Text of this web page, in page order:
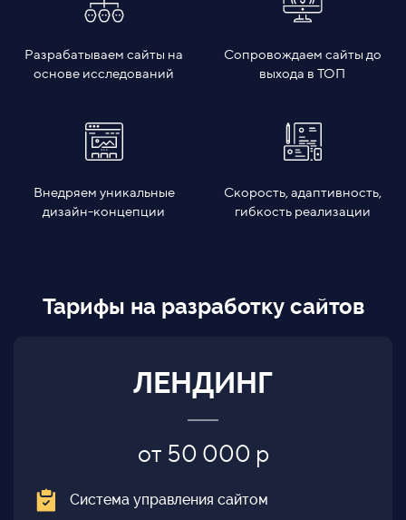
Разрабатываем сайты на
основе исследований
Сопровождаем сайты до
выхода в ТОП
Внедряем уникальные
дизайн-концепции
Скорость, адаптивность,
гибкость реализации
Тарифы на разработку сайтов
ЛЕНДИНГ
от 50 000 р
Система управления сайтом